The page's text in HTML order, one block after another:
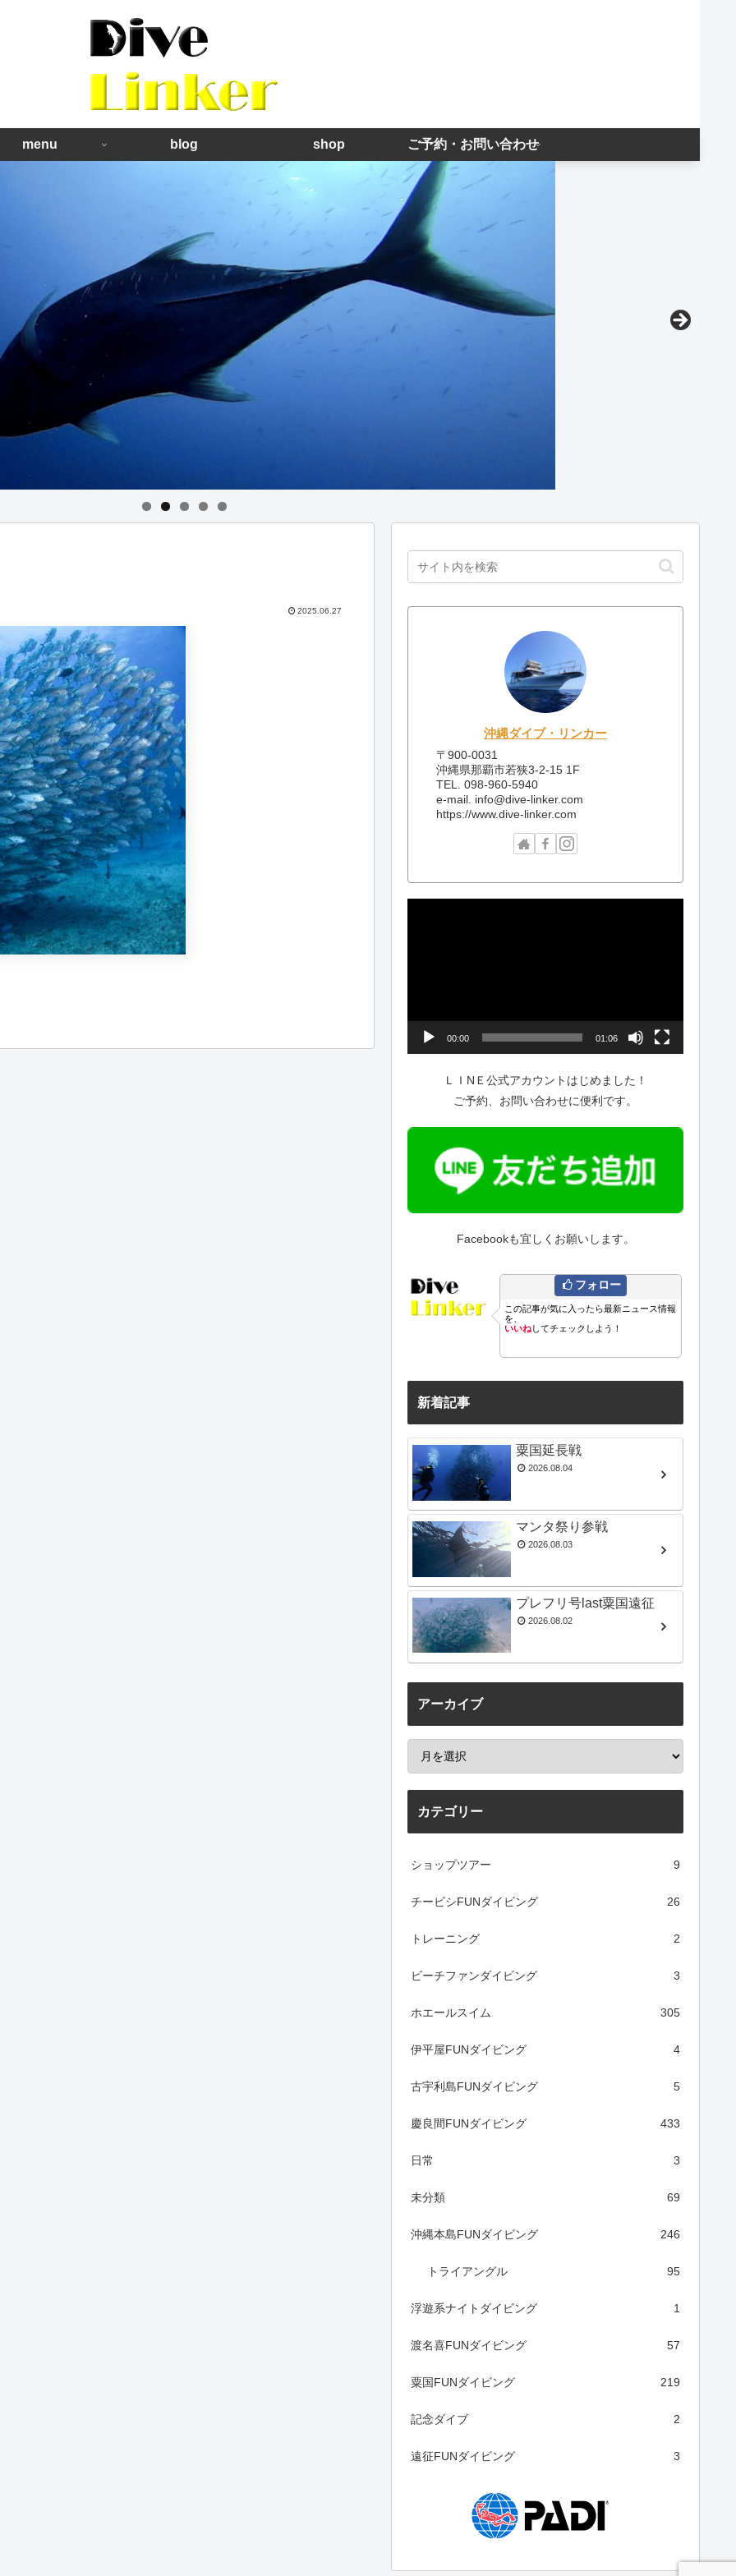
menu blog shop ご予約・お問い合わせ
2025.06.27
沖縄ダイブ・リンカー
〒900-0031
沖縄県那覇市若狭3-2-15 1F
TEL. 098-960-5940
e-mail. info@dive-linker.com
https://www.dive-linker.com
00:00 01:06
ＬＩNＥ公式アカウントはじめました！
ご予約、お問い合わせに便利です。
Facebookも宜しくお願いします。
フォロー
この記事が気に入ったら最新ニュース情報
を、
いいねしてチェックしよう！
新着記事
粟国延長戦
2026.08.04
マンタ祭り参戦
2026.08.03
プレフリ号last粟国遠征
2026.08.02
アーカイブ
カテゴリー
ショップツアー 9
チービシFUNダイビング 26
トレーニング 2
ビーチファンダイビング 3
ホエールスイム 305
伊平屋FUNダイビング 4
古宇利島FUNダイビング 5
慶良間FUNダイビング 433
日常 3
未分類 69
沖縄本島FUNダイビング 246
トライアングル 95
浮遊系ナイトダイビング 1
渡名喜FUNダイビング 57
粟国FUNダイビング 219
記念ダイブ 2
遠征FUNダイビング 3